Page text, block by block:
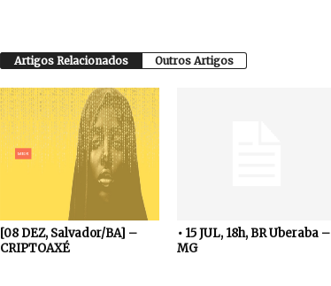
Artigos Relacionados Outros Artigos
[08 DEZ, Salvador/BA] –
CRIPTOAXÉ
• 15 JUL, 18h, BR Uberaba –
MG